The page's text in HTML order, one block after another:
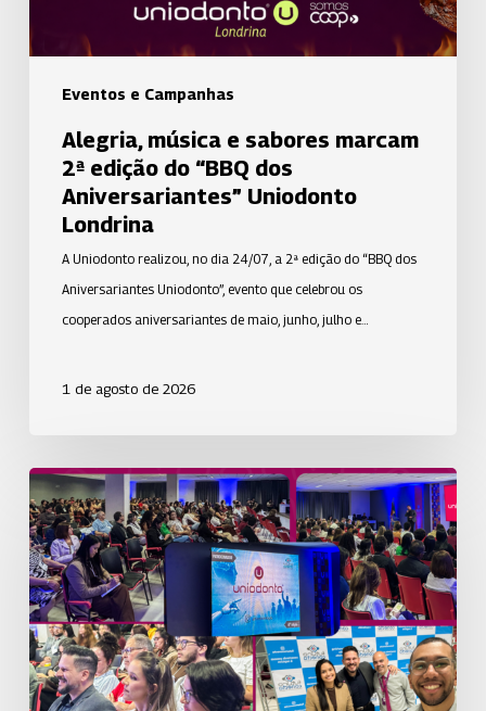
Eventos e Campanhas
“BBQ
dos
Aniversariantes”
Londrina
Alegria, música e sabores marcam
2ª edição do “BBQ dos
Aniversariantes” Uniodonto
Londrina
A Uniodonto realizou, no dia 24/07, a 2ª edição do “BBQ dos
Aniversariantes Uniodonto”, evento que celebrou os
cooperados aniversariantes de maio, junho, julho e…
1 de agosto de 2026
A
Uniodonto
PB
marcou
presença
em
mais
uma